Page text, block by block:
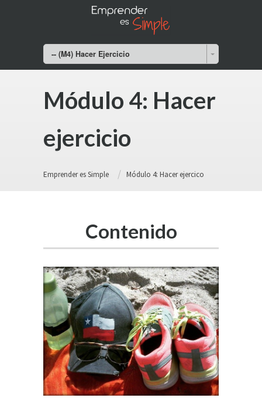
-- (M4) Hacer Ejercicio
Módulo 4: Hacer
ejercicio
Emprender es Simple Módulo 4: Hacer ejercico
Contenido